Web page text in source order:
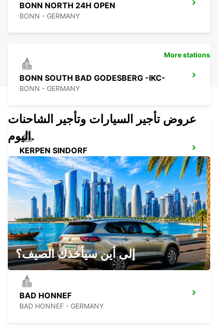
BONN NORTH 24H OPEN
BONN - GERMANY
BONN SOUTH BAD GODESBERG -IKC-
BONN - GERMANY
KERPEN SINDORF
KERPEN SINDORF - GERMANY
FRECHEN
FRECHEN - GERMANY
BAD HONNEF
BAD HONNEF - GERMANY
More stations
عروض تأجير السيارات وتأجير الشاحنات
اليوم.
إلى أين سيأخذك الصيف؟